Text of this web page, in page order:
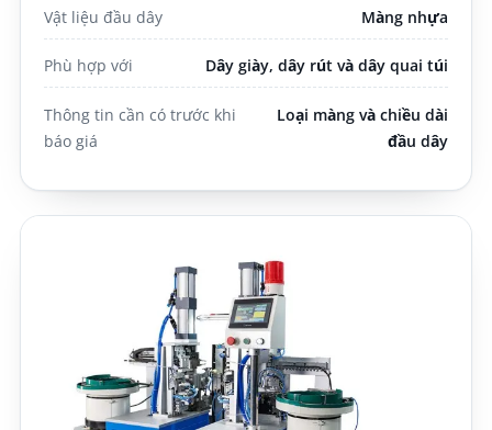
Vật liệu đầu dây Màng nhựa
Phù hợp với Dây giày, dây rút và dây quai túi
Thông tin cần có trước khi
báo giá
Loại màng và chiều dài
đầu dây